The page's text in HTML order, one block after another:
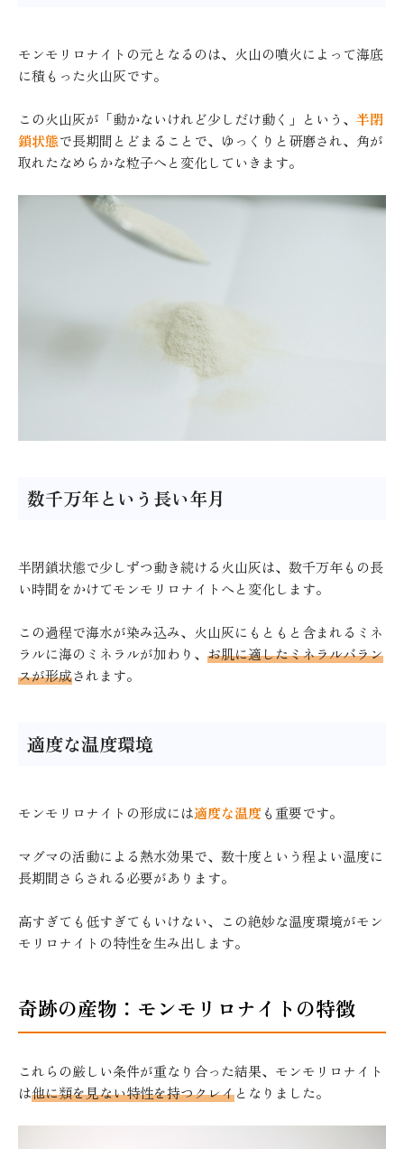
モンモリロナイトの元となるのは、火山の噴火によって海底
に積もった火山灰です。
この火山灰が「動かないけれど少しだけ動く」という、 半閉
鎖状態で長期間とどまることで、ゆっくりと研磨され、角が
取れたなめらかな粒子へと変化していきます。
数千万年という長い年月
半閉鎖状態で少しずつ動き続ける火山灰は、数千万年もの長
い時間をかけてモンモリロナイトへと変化します。
この過程で海水が染み込み、火山灰にもともと含まれるミネ
ラルに海のミネラルが加わり、 お肌に適したミネラルバラン
スが形成されます。
適度な温度環境
モンモリロナイトの形成には適度な温度も重要です。
マグマの活動による熱水効果で、数十度という程よい温度に
長期間さらされる必要があります。
高すぎても低すぎてもいけない、この絶妙な温度環境がモン
モリロナイトの特性を生み出します。
奇跡の産物：モンモリロナイトの特徴
これらの厳しい条件が重なり合った結果、モンモリロナイト
は他に類を見ない特性を持つクレイとなりました。